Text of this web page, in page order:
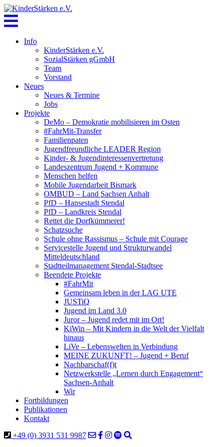
Skip
to
content
Info
KinderStärken e.V.
SozialStärken gGmbH
Team
Vorstand
Neues
Neues & Termine
Jobs
Projekte
DeMo – Demokratie mobilisieren im Osten
#FahrMit-Transfer
Familienpaten
Jugendfreundliche LEADER Region
Kinder- & Jugendinteressenvertretung
Landeszentrum Jugend + Kommune
Menschen helfen
Mobile Jugendarbeit Bismark
OMBUD – Land Sachsen Anhalt
PfD – Hansestadt Stendal
PfD – Landkreis Stendal
Rettet die Dorfkümmerer!
Schatzsuche
Schule ohne Rassismus – Schule mit Courage
Servicestelle Jugend und Strukturwandel
Mitteldeutschland
Stadtteilmanagement Stendal-Stadtsee
Beendete Projekte
#FahrMit
Gemeinsam leben in der LAG UTE
JUSTiQ
Jugend im Land 3.0
Juror – Jugend redet mit im Ort!
KiWin – Mit Kindern in die Welt der Vielfalt
hinaus
LiVe – Lebenswelten in Verbindung
MEINE ZUKUNFT! – Jugend + Beruf
Nachbarschaf(f)t
Netzwerkstelle „Lernen durch Engagement“
Sachsen-Anhalt
Wir
Fortbildungen
Publikationen
Kontakt
+49 (0) 3931 531 9987